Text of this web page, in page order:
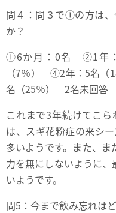
問４：問３で①の方は
か？
①6か月：0名 ②1年
（7％） ④2年：5名（
名（25％） 2名未回答
これまで3年続けてこ
は、スギ花粉症の来シ
多いようです。また、
力を無にしないように
いようです。
問5：今まで飲み忘れは